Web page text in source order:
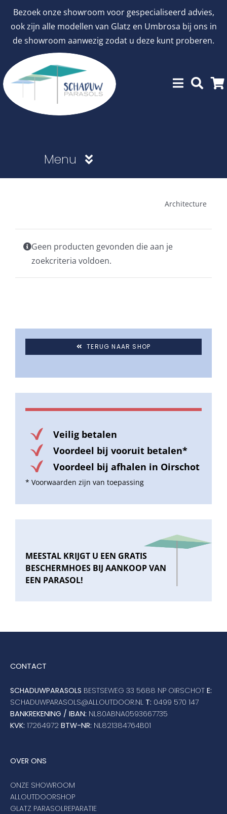
Bezoek onze showroom voor gespecialiseerd advies,
ook zijn alle modellen van Glatz en Umbrosa bij ons in
de showroom aanwezig zodat u deze kunt proberen.
inhoud
Menu
Stokparasols
Parasolvoeten
Balkonklemmen
Beschermhoezen
Verlichting
Glatz Vita Collectie
Umbrosa en Paraflex parasoldoeken
Onze merken
Architecture
Geen producten gevonden die aan je
zoekcriteria voldoen.
TERUG NAAR SHOP
Veilig betalen
Voordeel bij vooruit betalen*
Voordeel bij afhalen in Oirschot
* Voorwaarden zijn van toepassing
MEESTAL KRIJGT U EEN GRATIS
BESCHERMHOES BIJ AANKOOP VAN
EEN PARASOL!
CONTACT
SCHADUWPARASOLS BESTSEWEG 33 5688 NP OIRSCHOT E:
SCHADUWPARASOLS@ALLOUTDOOR.NL T: 0499 570 147
BANKREKENING / IBAN: NL80ABNA0593667735
KVK: 17264972 BTW-NR: NL821384764B01
OVER ONS
ONZE SHOWROOM
ALLOUTDOORSHOP
GLATZ PARASOLREPARATIE